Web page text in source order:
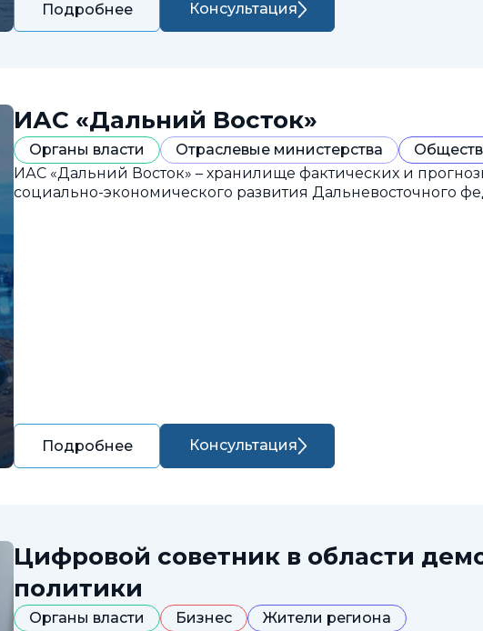
Подробнее Консультация
ИАС «Дальний Восток»
Органы власти Отраслевые министерства
ИАС «Дальний Восток» – хранилище фактических и
социально-экономического развития Дальневосточного
Подробнее Консультация
Цифровой советник в области
политики
Органы власти Бизнес
Жители региона